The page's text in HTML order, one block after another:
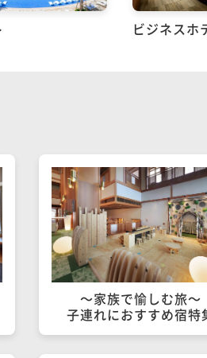
ビジネスホ
～家族で愉しむ旅～
子連れにおすすめ宿特